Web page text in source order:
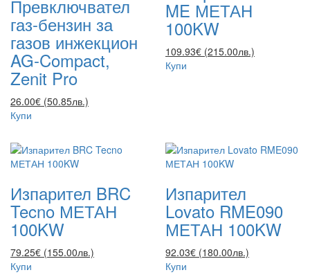
Превключвател
газ-бензин за
газов инжекцион
AG-Compact,
Zenit Pro
26.00€ (50.85лв.)
Купи
ME МЕТАН
100KW
109.93€ (215.00лв.)
Купи
Изпарител BRC
Tecno МЕТАН
100KW
79.25€ (155.00лв.)
Купи
Изпарител
Lovato RME090
МЕТАН 100KW
92.03€ (180.00лв.)
Купи